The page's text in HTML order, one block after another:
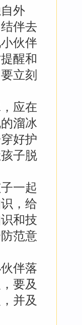
外
伴去
伙伴
醒和
立刻
应在
溜冰
好护
子脱
一起
，给
和技
范意
伴落
要及
并及